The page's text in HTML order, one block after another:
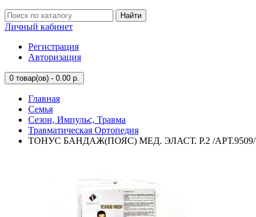
Найти
Личный кабинет
Регистрация
Авторизация
0 товар(ов) - 0.00 р.
Главная
Семья
Сезон, Импульс, Травма
Травматическая Ортопедия
ТОНУС БАНДАЖ(ПОЯС) МЕД. ЭЛАСТ. Р.2 /АРТ.9509/